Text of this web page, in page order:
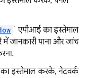
` एपीआई का इस्तेमाल
जानकारी पाना और जांच
इस्तेमाल करके, नेटवर्क